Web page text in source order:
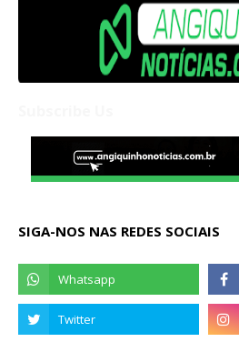
SIGA-NOS NAS REDES SOCIAIS